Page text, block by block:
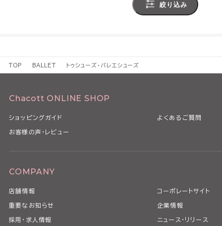
絞り込み
TOP BALLET トゥシューズ・バレエシューズ
Chacott ONLINE SHOP
ショッピングガイド よくあるご質問
お客様の声・レビュー
COMPANY
店舗情報 コーポレートサイト
重要なお知らせ 企業情報
採用・求人情報 ニュース・リリース